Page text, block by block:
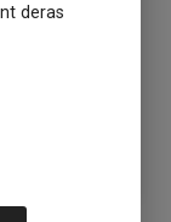
deras
40mm